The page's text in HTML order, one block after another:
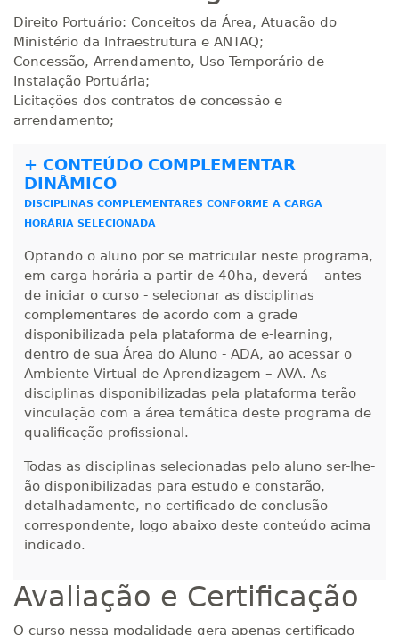
160 H 20dias 60 dias
Matricular
180 H 23dias
R$ 892,23
dias
Matricular
220 H 28dias
R$ 1.090,51
240 H 30 dias 90dias
R$ 1.189,66
Matricular
260 H 33dias 90dias
R$ 1.288,78
Matricular
280 H 35dias 120
R$ 1.387,93
300 H 38dias 120dias
R$ 1.487,06
Matricular
Matricular
R$ 1.685,33
Direito Portuário: Conceitos da Área, Atuação do
Ministério da Infraestrutura e ANTAQ;
Concessão, Arrendamento, Uso Temporário de
Instalação Portuária;
Licitações dos contratos de concessão e
arrendamento;
+ CONTEÚDO COMPLEMENTAR
DINÂMICO
DISCIPLINAS COMPLEMENTARES CONFORME A CARGA
HORÁRIA SELECIONADA
Optando o aluno por se matricular neste programa,
em carga horária a partir de 40ha, deverá – antes
de iniciar o curso - selecionar as disciplinas
complementares de acordo com a grade
disponibilizada pela plataforma de e-learning,
dentro de sua Área do Aluno - ADA, ao acessar o
Ambiente Virtual de Aprendizagem – AVA. As
disciplinas disponibilizadas pela plataforma terão
vinculação com a área temática deste programa de
qualificação profissional.
Todas as disciplinas selecionadas pelo aluno ser-lhe-
ão disponibilizadas para estudo e constarão,
detalhadamente, no certificado de conclusão
correspondente, logo abaixo deste conteúdo acima
indicado.
Avaliação e Certificação
O curso nessa modalidade gera apenas certificado